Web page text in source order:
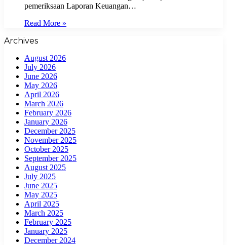
pemeriksaan Laporan Keuangan…
Read More »
Archives
August 2026
July 2026
June 2026
May 2026
April 2026
March 2026
February 2026
January 2026
December 2025
November 2025
October 2025
September 2025
August 2025
July 2025
June 2025
May 2025
April 2025
March 2025
February 2025
January 2025
December 2024